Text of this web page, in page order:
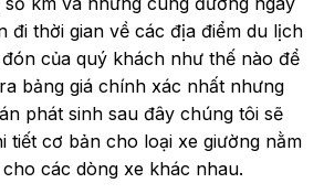
đi thời gian về các địa điểm du lịch
của quý khách như thế nào để
bảng giá chính xác nhất nhưng
phát sinh sau đây chúng tôi sẽ
tiết cơ bản cho loại xe giường nằm
các dòng xe khác nhau.